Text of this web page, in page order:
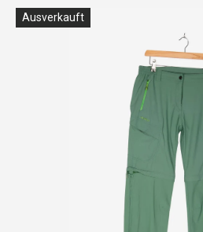
Ausverkauft